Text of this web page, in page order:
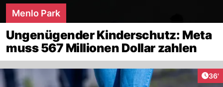
Menlo Park
Ungenügender Kinderschutz: Meta
muss 567 Millionen Dollar zahlen
36'